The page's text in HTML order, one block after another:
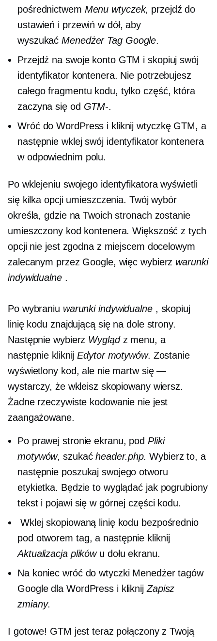
pośrednictwem Menu wtyczek, przejdź do
ustawień i przewiń w dół, aby
wyszukaćMenedżer Tag Google.
Przejdź na swoje konto GTM i skopiuj swój
identyfikator kontenera. Nie potrzebujesz
całego fragmentu kodu, tylko część, która
zaczyna się od GTM-.
Wróć do WordPress i kliknij wtyczkę GTM, a
następnie wklej swój identyfikator kontenera
w odpowiednim polu.
Po wklejeniu swojego identyfikatora wyświetli
się kilka opcji umieszczenia. Twój wybór
określa, gdzie na Twoich stronach zostanie
umieszczony kod kontenera. Większość z tych
opcji nie jest zgodna z miejscem docelowym
zalecanym przez Google, więc wybierz warunki
indywidualne .
Po wybraniu warunki indywidualne , skopiuj
linię kodu znajdującą się na dole strony.
Następnie wybierz Wyglądz menu, a
następnie kliknijEdytor motywów. Zostanie
wyświetlony kod, ale nie martw się —
wystarczy, że wkleisz skopiowany wiersz.
Żadne rzeczywiste kodowanie nie jest
zaangażowane.
Po prawej stronie ekranu, pod Pliki
motywów, szukaćheader.php. Wybierz to, a
następnie poszukaj swojego otworu
etykietka. Będzie to wyglądać jak pogrubiony
tekst i pojawi się w górnej części kodu.
Wklej skopiowaną linię kodu bezpośrednio
pod otworem tag, a następnie kliknij
Aktualizacja plikówu dołu ekranu.
Na koniec wróć do wtyczki Menedżer tagów
Google dla WordPress i kliknijZapisz
zmiany.
I gotowe! GTM jest teraz połączony z Twoją